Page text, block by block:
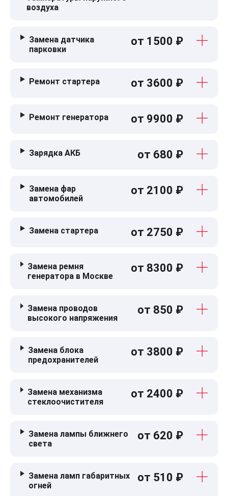
воздуха
Замена датчика
парковки
от 1500 ₽
Ремонт стартера от 3600 ₽
Ремонт генератора от 9900 ₽
Зарядка АКБ от 680 ₽
Замена фар
автомобилей
от 2100 ₽
Замена стартера от 2750 ₽
Замена ремня
генератора в Москве
от 8300 ₽
Замена проводов
высокого напряжения
от 850 ₽
Замена блока
предохранителей
от 3800 ₽
Замена механизма
стеклоочистителя
от 2400 ₽
Замена лампы ближнего
света
от 620 ₽
Замена ламп габаритных
огней
от 510 ₽